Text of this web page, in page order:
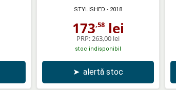
STYLISHED - 2018
173,58lei
PRP: 263,00 lei
stoc indisponibil
➤ alertă stoc